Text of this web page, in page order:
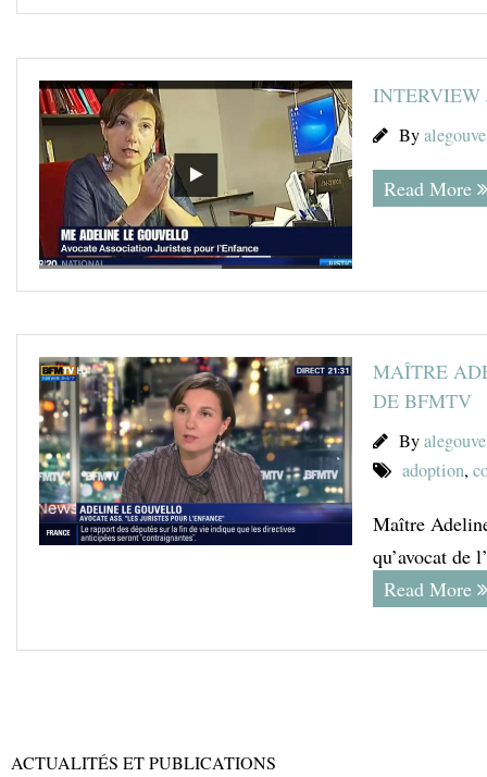
INTERVIEW
By
Read More
MAÎTRE
DE BFMTV
By
adoption,
Maître
qu’avocat de
Read More
ACTUALITÉS ET PUBLICATIONS